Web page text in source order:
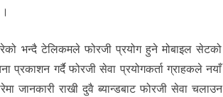
भन्दै टेलिकमले फोरजी प्रयोग हुने मोबाइल सेटको
गर्दै फोरजी सेवा प्रयोगकर्ता ग्राहकले नयाँ
जानकारी राखी दुवै ब्यान्डबाट फोरजी सेवा चलाउन